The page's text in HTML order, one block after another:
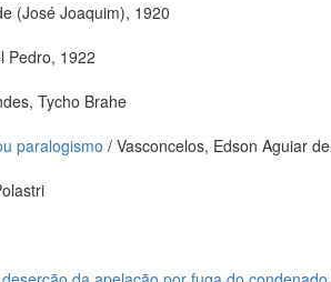
(José Joaquim), 1920
Pedro, 1922
Tycho Brahe
paralogismo / Vasconcelos, Edson Aguiar de